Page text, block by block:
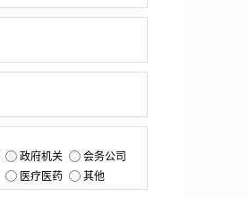
政府机关
会务公司
医疗医药 其他